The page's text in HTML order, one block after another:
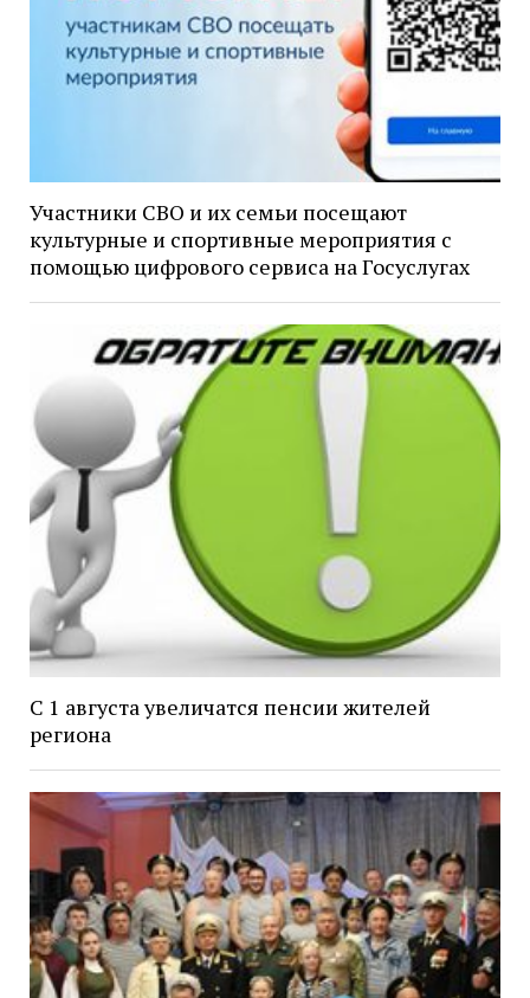
Участники СВО и их семьи посещают
культурные и спортивные мероприятия с
помощью цифрового сервиса на Госуслугах
С 1 августа увеличатся пенсии жителей
региона